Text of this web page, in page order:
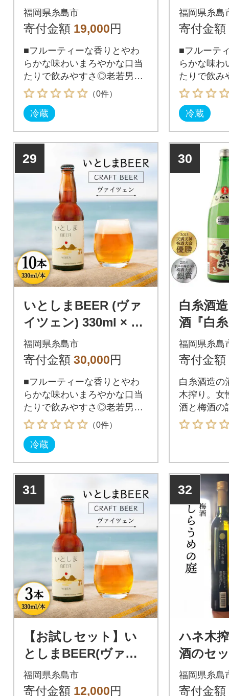
本 糸島市 / 蔵屋 [AUA
001]
福岡県糸島市
寄付金額 19,000円
■フルーティーな香りとやわ
らかな味わいまろやかな口当
たりで飲みやすさ◎老若男
女、どんな方にもお楽しみい
ただけるよう、フルーティー
で飲みやすい味わいに仕上げ
（0件）
冷蔵
本 糸島
002]
福岡県糸島
寄付金額
■フルーテ
らかな味わ
たりで飲
女、どんな
ただけるよ
で飲みやす
冷蔵
29
いとしまBEER (ヴァ
イツェン) 330ml × 10
本 糸島市 / 蔵屋 [AUA
003]
福岡県糸島市
寄付金額 30,000円
■フルーティーな香りとやわ
らかな味わいまろやかな口当
たりで飲みやすさ◎老若男
女、どんな方にもお楽しみい
ただけるよう、フルーティー
で飲みやすい味わいに仕上げ
（0件）
冷蔵
30
白糸酒
酒『白
糸しら
ト』 糸
福岡県糸島
寄付金額
白糸酒造の
木搾り。女
酒と梅酒の
31
【お試しセット】い
としまBEER(ヴァイ
ツェン) 330ml × 3本
糸島市/蔵屋[AUA024]
福岡県糸島市
寄付金額 12,000円
32
ハネ木
酒のセ
「香」
造
福岡県糸島
寄付金額